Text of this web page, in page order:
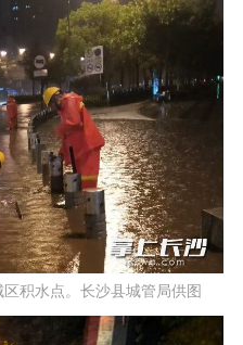
积水点。长沙县城管局供图